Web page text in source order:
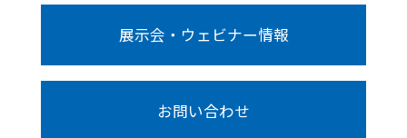
展示会・ウェビナー情報
お問い合わせ